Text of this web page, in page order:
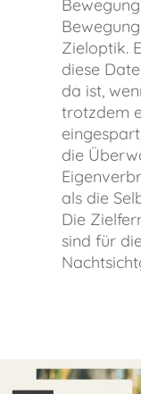
Zieloptik.
diese
da ist,
trotzdem
die
als die
Die
sind für